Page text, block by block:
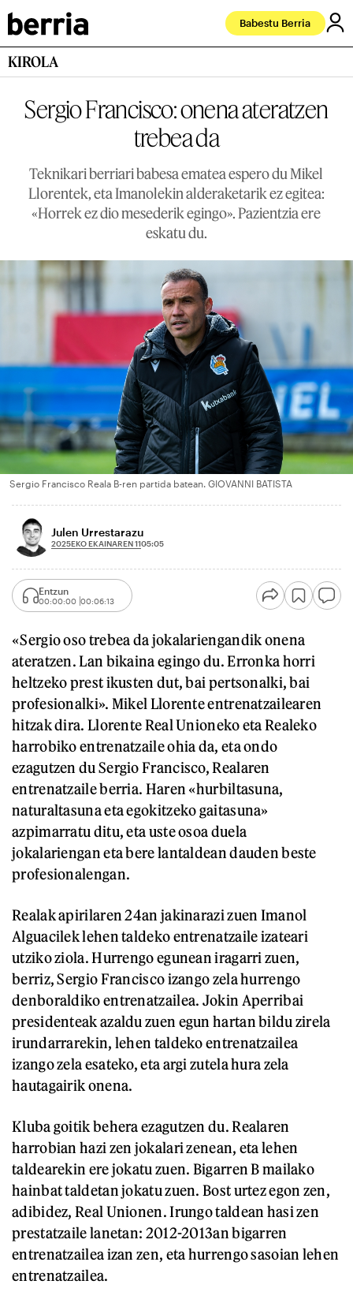
Babestu Berria
KIROLA
Sergio Francisco: onena ateratzen
trebea da
Teknikari berriari babesa ematea espero du Mikel
Llorentek, eta Imanolekin alderaketarik ez egitea:
«Horrek ez dio mesederik egingo». Pazientzia ere
eskatu du.
Sergio Francisco Reala B-ren partida batean. GIOVANNI BATISTA
Julen Urrestarazu
2025EKO EKAINAREN 1105:05
Entzun
00:00:00 00:06:13
«Sergio oso trebea da jokalariengandik onena
ateratzen. Lan bikaina egingo du. Erronka horri
heltzeko prest ikusten dut, bai pertsonalki, bai
profesionalki». Mikel Llorente entrenatzailearen
hitzak dira. Llorente Real Unioneko eta Realeko
harrobiko entrenatzaile ohia da, eta ondo
ezagutzen du Sergio Francisco, Realaren
entrenatzaile berria. Haren «hurbiltasuna,
naturaltasuna eta egokitzeko gaitasuna»
azpimarratu ditu, eta uste osoa duela
jokalariengan eta bere lantaldean dauden beste
profesionalengan.
Realak apirilaren 24an jakinarazi zuen Imanol
Alguacilek lehen taldeko entrenatzaile izateari
utziko ziola. Hurrengo egunean iragarri zuen,
berriz, Sergio Francisco izango zela hurrengo
denboraldiko entrenatzailea. Jokin Aperribai
presidenteak azaldu zuen egun hartan bildu zirela
irundarrarekin, lehen taldeko entrenatzailea
izango zela esateko, eta argi zutela hura zela
hautagairik onena.
Kluba goitik behera ezagutzen du. Realaren
harrobian hazi zen jokalari zenean, eta lehen
taldearekin ere jokatu zuen. Bigarren B mailako
hainbat taldetan jokatu zuen. Bost urtez egon zen,
adibidez, Real Unionen. Irungo taldean hasi zen
prestatzaile lanetan: 2012-2013an bigarren
entrenatzailea izan zen, eta hurrengo sasoian lehen
entrenatzailea.